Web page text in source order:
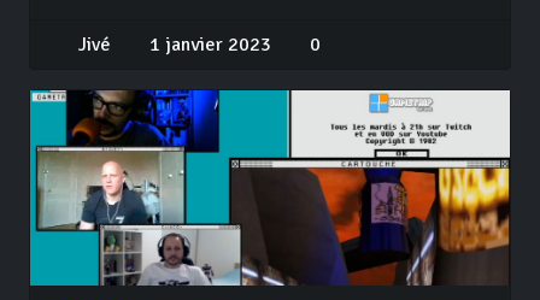
Jivé 1 janvier 2023 0